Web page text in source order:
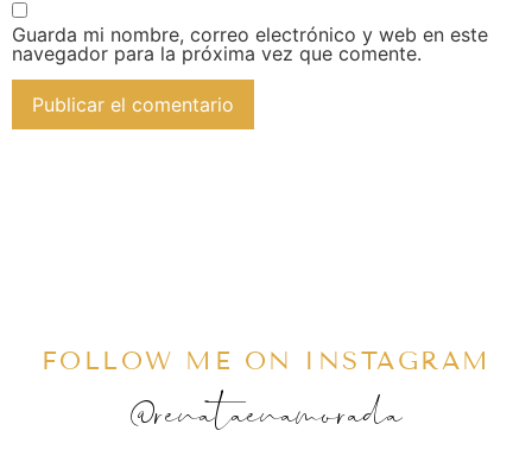
Guarda mi nombre, correo electrónico y web en este
navegador para la próxima vez que comente.
FOLLOW ME ON INSTAGRAM
@renataenamorada